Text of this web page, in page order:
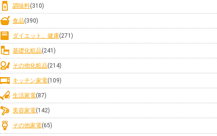
調味料(310)
食品(390)
ダイエット、健康(271)
基礎化粧品(241)
その他化粧品(214)
キッチン家電(109)
生活家電(87)
美容家電(142)
その他家電(65)